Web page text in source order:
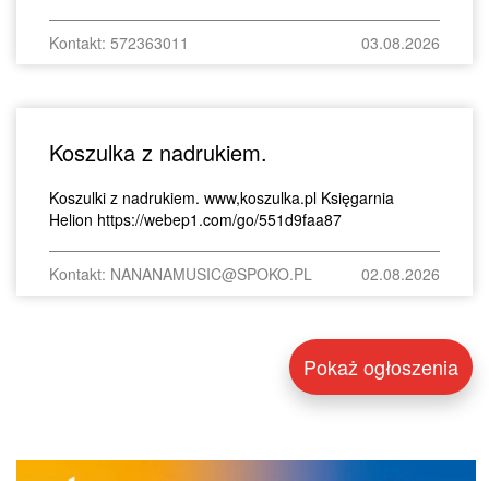
Kontakt: 572363011 03.08.2026
Koszulka z nadrukiem.
Koszulki z nadrukiem. www,koszulka.pl Księgarnia
Helion https://webep1.com/go/551d9faa87
Kontakt: NANANAMUSIC@SPOKO.PL 02.08.2026
Pokaż ogłoszenia